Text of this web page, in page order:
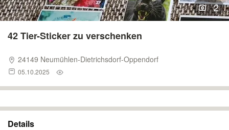
2
42 Tier-Sticker zu verschenken
24149 Neumühlen-Dietrichsdorf-Oppendorf
05.10.2025
Details